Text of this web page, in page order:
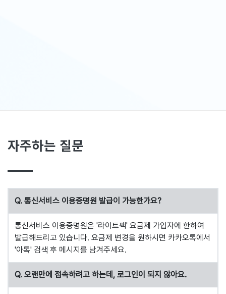
자주하는 질문
Q. 통신서비스 이용증명원 발급이 가능한가요?
통신서비스 이용증명원은 '라이트팩' 요금제 가입자에 한하여
발급해드리고 있습니다. 요금제 변경을 원하시면 카카오톡에서
'아톡' 검색 후 메시지를 남겨주세요.
Q. 오랜만에 접속하려고 하는데, 로그인이 되지 않아요.